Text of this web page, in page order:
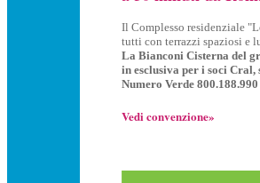
Il Complesso residenziale
tutti con terrazzi spaziosi e
La Bianconi Cisterna del
in esclusiva per i soci Cral,
Numero Verde 800.188.990
Vedi convenzione»